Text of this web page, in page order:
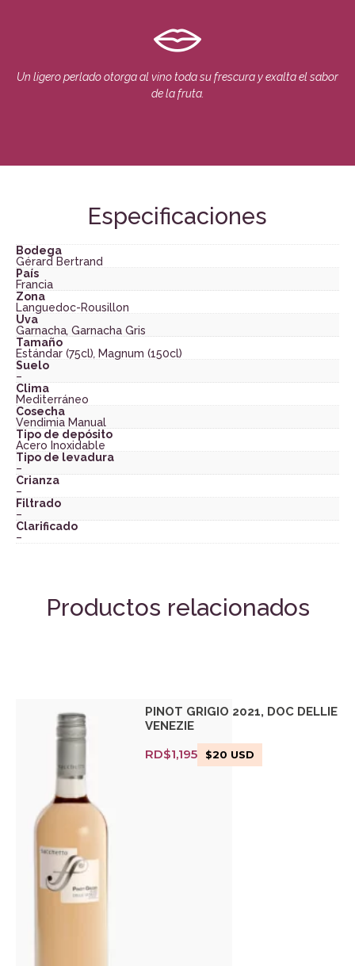
Un ligero perlado otorga al vino toda su frescura y exalta el sabor
de la fruta.
Especificaciones
Bodega
Gérard Bertrand
País
Francia
Zona
Languedoc-Rousillon
Uva
Garnacha Garnacha Gris
Tamaño
Estándar (75cl) Magnum (150cl)
Suelo
–
Clima
Mediterráneo
Cosecha
Vendimia Manual
Tipo de depósito
Acero Inoxidable
Tipo de levadura
–
Crianza
–
Filtrado
–
Clarificado
–
Productos relacionados
PINOT GRIGIO 2021, DOC DELLIE
VENEZIE
RD$1,195 $20 USD